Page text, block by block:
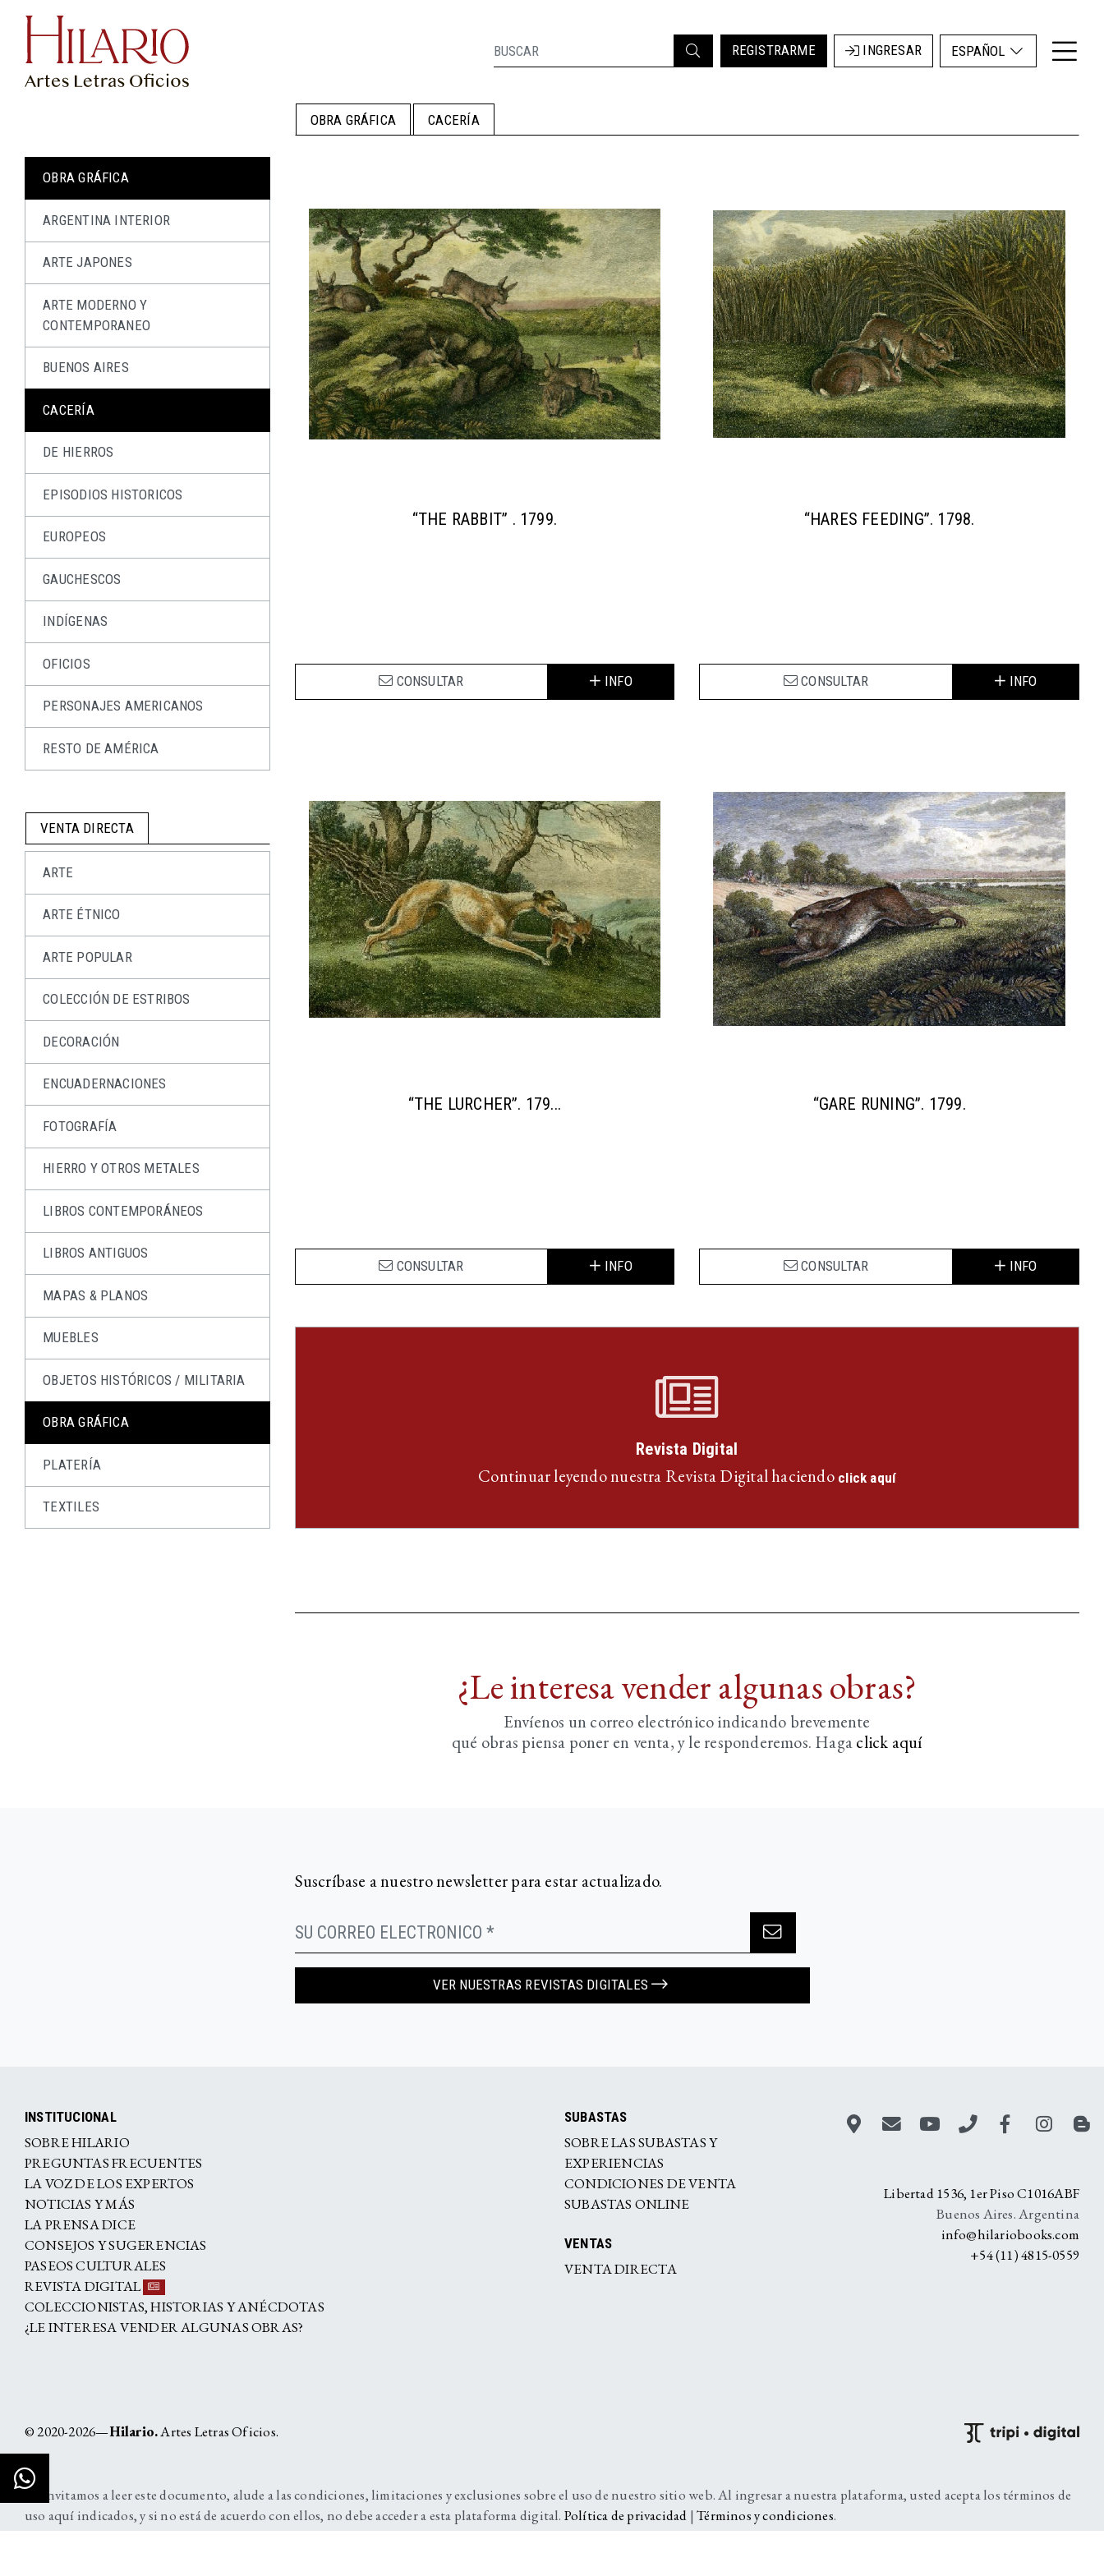
REGISTRARME INGRESAR ESPAÑOL
OBRA GRÁFICA CACERÍA
OBRA GRÁFICA
ARGENTINA INTERIOR
ARTE JAPONES
ARTE MODERNO Y
CONTEMPORANEO
BUENOS AIRES
CACERÍA
DE HIERROS
EPISODIOS HISTORICOS
EUROPEOS
GAUCHESCOS
INDÍGENAS
OFICIOS
PERSONAJES AMERICANOS
RESTO DE AMÉRICA
VENTA DIRECTA
ARTE
ARTE ÉTNICO
ARTE POPULAR
COLECCIÓN DE ESTRIBOS
DECORACIÓN
ENCUADERNACIONES
FOTOGRAFÍA
HIERRO Y OTROS METALES
LIBROS CONTEMPORÁNEOS
LIBROS ANTIGUOS
MAPAS & PLANOS
MUEBLES
OBJETOS HISTÓRICOS / MILITARIA
OBRA GRÁFICA
PLATERÍA
TEXTILES
“THE RABBIT” . 1799.
CONSULTAR INFO
“HARES FEEDING”. 1798.
CONSULTAR INFO
“THE LURCHER”. 179...
CONSULTAR INFO
“GARE RUNING”. 1799.
CONSULTAR INFO
Revista Digital
Continuar leyendo nuestra Revista Digital haciendo click aquí
¿Le interesa vender algunas obras?
Envíenos un correo electrónico indicando brevemente
qué obras piensa poner en venta, y le responderemos. Hagaclick aquí­
Suscríbase a nuestro newsletter para estar actualizado.
VER NUESTRAS REVISTAS DIGITALES
INSTITUCIONAL
SOBRE HILARIO
PREGUNTAS FRECUENTES
LA VOZ DE LOS EXPERTOS
NOTICIAS Y MÁS
LA PRENSA DICE
CONSEJOS Y SUGERENCIAS
PASEOS CULTURALES
REVISTA DIGITAL
COLECCIONISTAS, HISTORIAS Y ANÉCDOTAS
¿LE INTERESA VENDER ALGUNAS OBRAS?
SUBASTAS
SOBRE LAS SUBASTAS Y
EXPERIENCIAS
CONDICIONES DE VENTA
SUBASTAS ONLINE
VENTAS
VENTA DIRECTA
Libertad 1536, 1er Piso C1016ABF
Buenos Aires. Argentina
info@hilariobooks.com
+54 (11) 4815-0559
© 2020-2026—Hilario.Artes Letras Oficios.
Lo invitamos a leer este documento, alude a las condiciones, limitaciones y exclusiones sobre el uso de nuestro sitio web. Al ingresar a nuestra plataforma, usted acepta los términos de
uso aquí indicados, y si no está de acuerdo con ellos, no debe acceder a esta plataforma digital. Política de privacidad |Términos y condiciones.